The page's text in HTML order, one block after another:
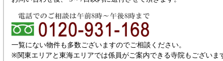
一覧にない物件も多数ございますのでご相談ください。
※関東エリアと東海エリアでは係員がご案内できる寺院もございま